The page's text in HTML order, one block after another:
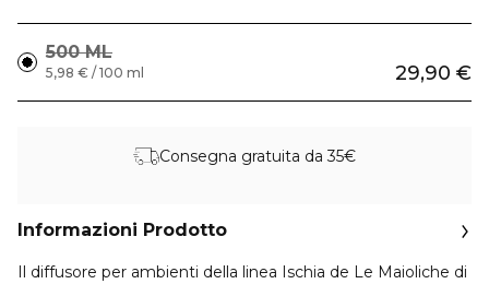
500 ML
29,90 €
5,98 € / 100 ml
Consegna gratuita da 35€
Informazioni Prodotto
Il diffusore per ambienti della linea Ischia de Le Maioliche di